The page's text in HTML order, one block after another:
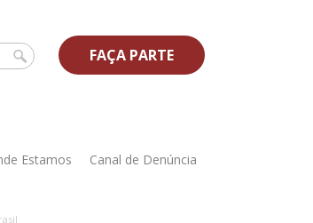
FAÇA PARTE
Estamos Canal de Denúncia